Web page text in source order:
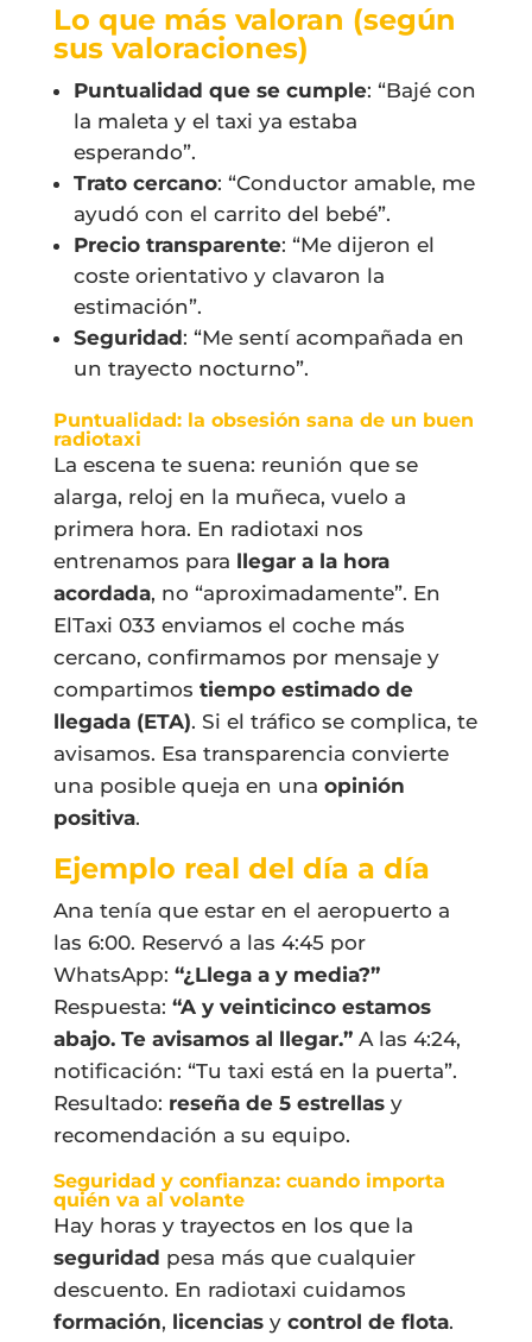
Lo que más valoran (según
sus valoraciones)
Puntualidad que se cumple: “Bajé con
la maleta y el taxi ya estaba
esperando”.
Trato cercano: “Conductor amable, me
ayudó con el carrito del bebé”.
Precio transparente: “Me dijeron el
coste orientativo y clavaron la
estimación”.
Seguridad: “Me sentí acompañada en
un trayecto nocturno”.
Puntualidad: la obsesión sana de un buen
radiotaxi
La escena te suena: reunión que se
alarga, reloj en la muñeca, vuelo a
primera hora. En radiotaxi nos
entrenamos para llegar a la hora
acordada, no “aproximadamente”. En
ElTaxi 033 enviamos el coche más
cercano, confirmamos por mensaje y
compartimos tiempo estimado de
llegada (ETA). Si el tráfico se complica, te
avisamos. Esa transparencia convierte
una posible queja en una opinión
positiva.
Ejemplo real del día a día
Ana tenía que estar en el aeropuerto a
las 6:00. Reservó a las 4:45 por
WhatsApp: “¿Llega a y media?”
Respuesta: “A y veinticinco estamos
abajo. Te avisamos al llegar.”A las 4:24,
notificación: “Tu taxi está en la puerta”.
Resultado: reseña de 5 estrellasy
recomendación a su equipo.
Seguridad y confianza: cuando importa
quién va al volante
Hay horas y trayectos en los que la
seguridad pesa más que cualquier
descuento. En radiotaxi cuidamos
formación, licenciasy control de flota.